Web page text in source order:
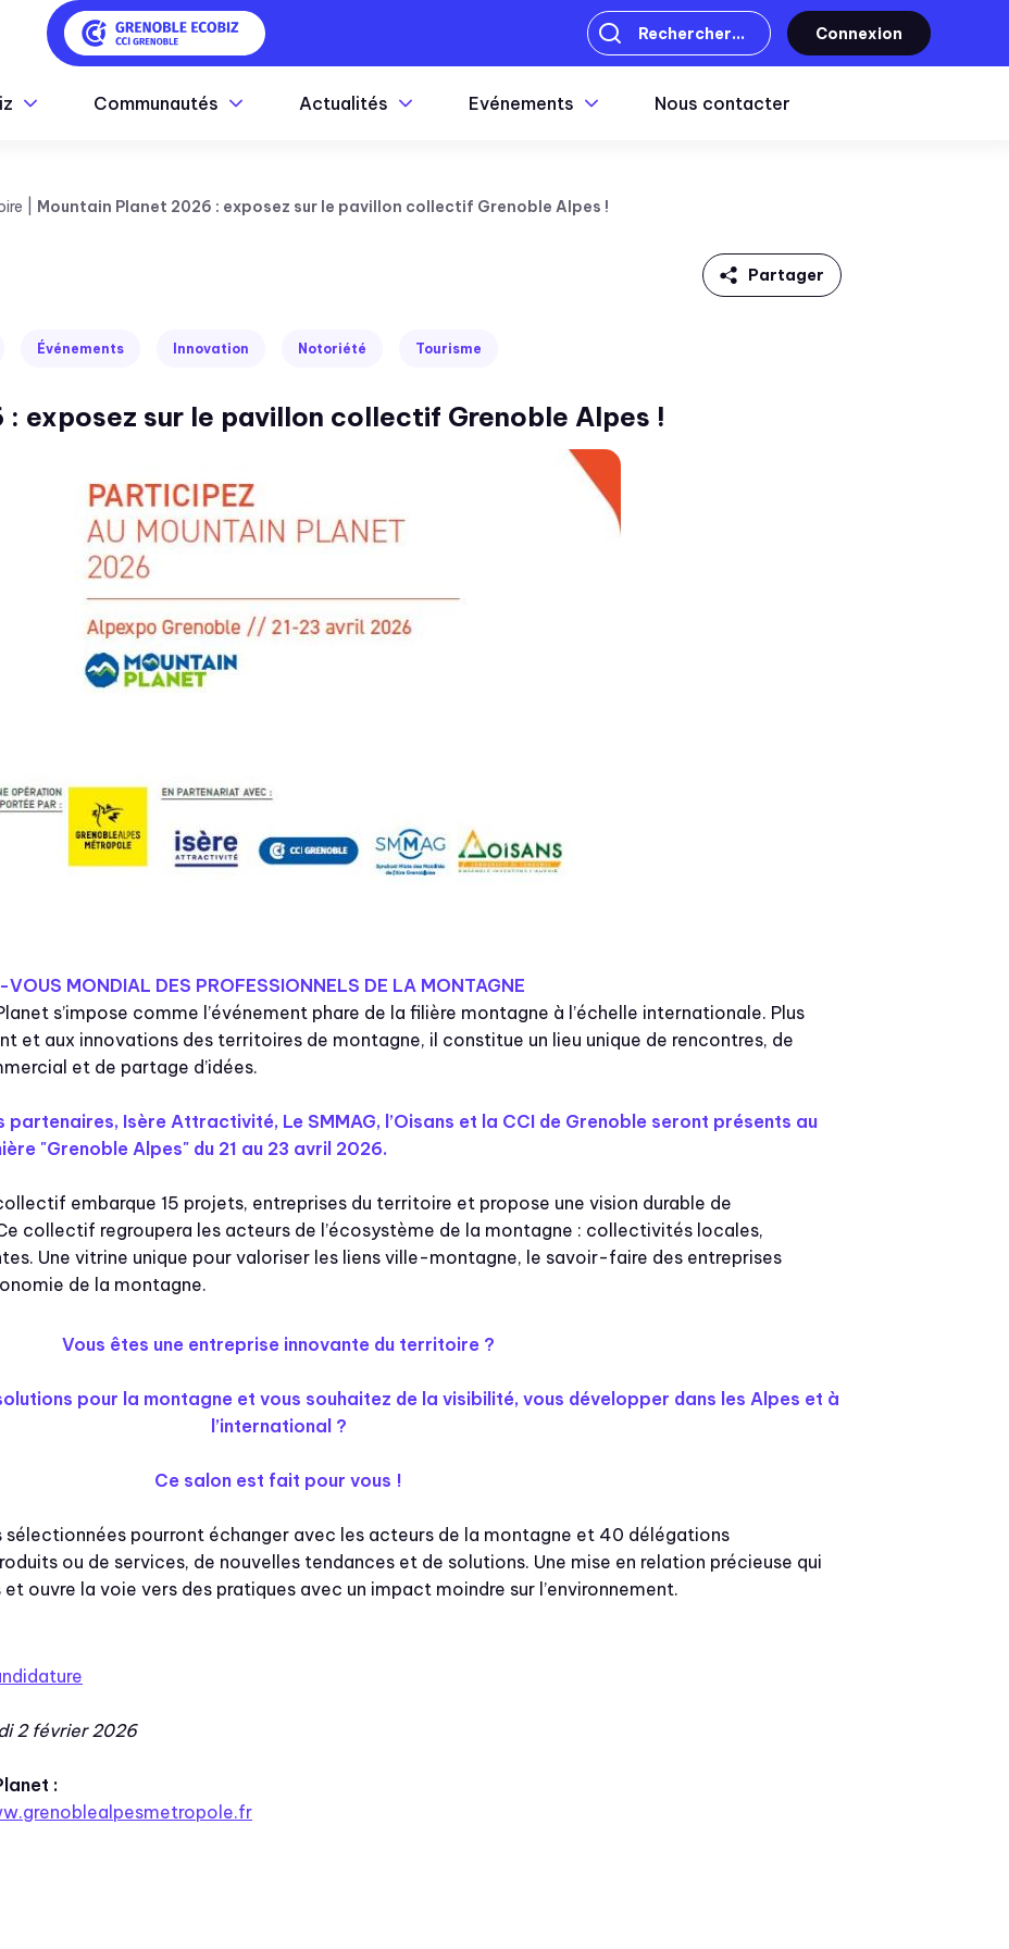
Connexion
Communautés Actualités Evénements Nous contacter
Mountain Planet 2026 : exposez sur le pavillon collectif Grenoble Alpes !
Partager
Événements Innovation Notoriété Tourisme
: exposez sur le pavillon collectif Grenoble Alpes !
MONDIAL DES PROFESSIONNELS DE LA MONTAGNE
s’impose comme l’événement phare de la filière montagne à l’échelle internationale. Plus
et aux innovations des territoires de montagne, il constitue un lieu unique de rencontres, de
et de partage d’idées.
Isère Attractivité, Le SMMAG, l’Oisans et la CCI de Grenoble seront présents au
"Grenoble Alpes" du 21 au 23 avril 2026.
embarque 15 projets, entreprises du territoire et propose une vision durable de
collectif regroupera les acteurs de l’écosystème de la montagne : collectivités locales,
Une vitrine unique pour valoriser les liens ville-montagne, le savoir-faire des entreprises
de la montagne.
Vous êtes une entreprise innovante du territoire ?
pour la montagne et vous souhaitez de la visibilité, vous développer dans les Alpes et à
l’international ?
Ce salon est fait pour vous !
sélectionnées pourront échanger avec les acteurs de la montagne et 40 délégations
ou de services, de nouvelles tendances et de solutions. Une mise en relation précieuse qui
ouvre la voie vers des pratiques avec un impact moindre sur l’environnement.
2 février 2026
: